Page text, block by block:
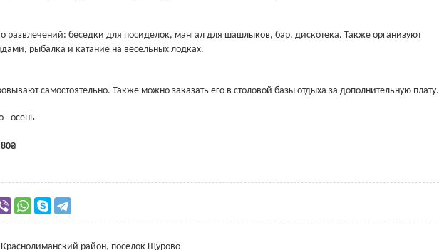
развлечений: беседки для посиделок, мангал для шашлыков, бар, дискотека. Также организуют
рыбалка и катание на весельных лодках.
самостоятельно. Также можно заказать его в столовой базы отдыха за дополнительную плату.
осень
80₴
Краснолиманский район, поселок Щурово